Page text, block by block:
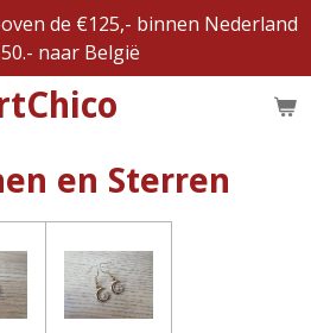
de €125,- binnen Nederland
naar België
en Sterren